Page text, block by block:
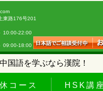
東路176号201
10:00-22:00
18:00
国語を学ぶなら漢院！
コース HSK講座